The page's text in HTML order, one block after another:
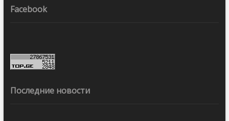
Facebook
Последние новости